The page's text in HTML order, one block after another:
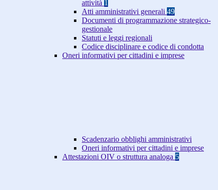
attività 1
Atti amministrativi generali 49
Documenti di programmazione strategico-
gestionale
Statuti e leggi regionali
Codice disciplinare e codice di condotta
Oneri informativi per cittadini e imprese
Scadenzario obblighi amministrativi
Oneri informativi per cittadini e imprese
Attestazioni OIV o struttura analoga 5